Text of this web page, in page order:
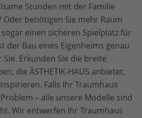
Stunden mit der Familie
benötigen Sie mehr Raum
einen sicheren Spielplatz für
der Bau eines Eigenheims genau
Erkunden Sie die breite
die ÄSTHETIK-HAUS anbietet,
Falls Ihr Traumhaus
– alle unsere Modelle sind
Wir entwerfen Ihr Traumhaus